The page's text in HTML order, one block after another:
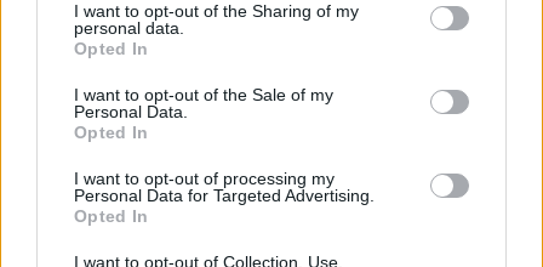
I want to opt-out of the Sharing of my
personal data.
Opted In
I want to opt-out of the Sale of my
Personal Data.
Opted In
I want to opt-out of processing my
Personal Data for Targeted Advertising.
Opted In
I want to opt-out of Collection, Use,